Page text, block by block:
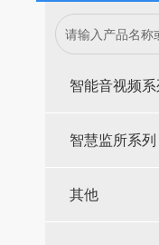
智能音视频系
智慧监所系列
其他